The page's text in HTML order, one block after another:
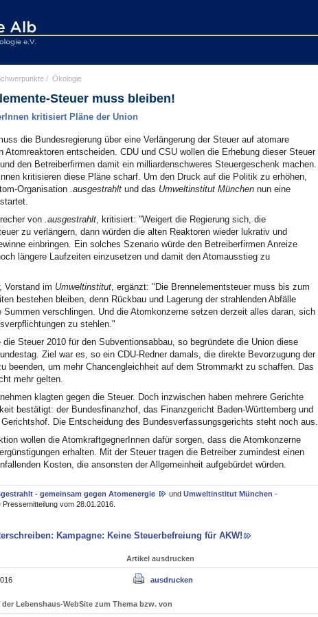
/ Ökologie
Steuer muss bleiben!
kritisiert Pläne der Union
die Bundesregierung über eine Verlängerung der Steuer auf atomare
Atomreaktoren entscheiden. CDU und CSU wollen die Erhebung dieser Steuer
den Betreiberfirmen damit ein milliardenschweres Steuergeschenk machen.
kritisieren diese Pläne scharf. Um den Druck auf die Politik zu erhöhen,
Organisation .ausgestrahlt und das Umweltinstitut München nun eine
von .ausgestrahlt, kritisiert: "Weigert die Regierung sich, die
zu verlängern, dann würden die alten Reaktoren wieder lukrativ und
einbringen. Ein solches Szenario würde den Betreiberfirmen Anreize
längere Laufzeiten einzusetzen und damit den Atomausstieg zu
Vorstand im Umweltinstitut, ergänzt: "Die Brennelementsteuer muss bis zum
bestehen bleiben, denn Rückbau und Lagerung der strahlenden Abfälle
Summen verschlingen. Und die Atomkonzerne setzen derzeit alles daran, sich
zu stehlen."
die Steuer 2010 für den Subventionsabbau, so begründete die Union diese
Ziel war es, so ein CDU-Redner damals, die direkte Bevorzugung der
beenden, um mehr Chancengleichheit auf dem Strommarkt zu schaffen. Das
mehr gelten.
klagten gegen die Steuer. Doch inzwischen haben mehrere Gerichte
bestätigt: der Bundesfinanzhof, das Finanzgericht Baden-Württemberg und
Die Entscheidung des Bundesverfassungsgerichts steht noch aus.
wollen die AtomkraftgegnerInnen dafür sorgen, dass die Atomkonzerne
erhalten. Mit der Steuer tragen die Betreiber zumindest einen
Kosten, die ansonsten der Allgemeinheit aufgebürdet würden.
- gemeinsam gegen Atomenergie und Umweltinstitut München -
Pressemitteilung vom 28.01.2016.
Kampagne: Keine Steuerbefreiung für AKW!
Artikel ausdrucken
ausdrucken
Lebenshaus-WebSite zum Thema bzw. von